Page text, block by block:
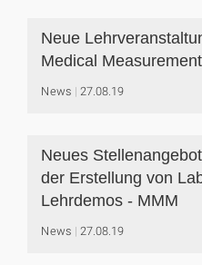
Neue
Medical
News 27.08.19
Neues
der Erstellung von
Lehrdemos - MMM
News 27.08.19